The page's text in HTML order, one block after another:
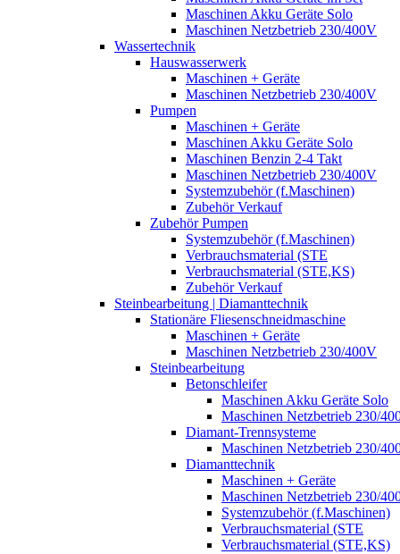
Maschinen Akku Geräte Solo
Maschinen Netzbetrieb 230/400V
Wassertechnik
Hauswasserwerk
Maschinen + Geräte
Maschinen Netzbetrieb 230/400V
Pumpen
Maschinen + Geräte
Maschinen Akku Geräte Solo
Maschinen Benzin 2-4 Takt
Maschinen Netzbetrieb 230/400V
Systemzubehör (f.Maschinen)
Zubehör Verkauf
Zubehör Pumpen
Systemzubehör (f.Maschinen)
Verbrauchsmaterial (STE
Verbrauchsmaterial (STE,KS)
Zubehör Verkauf
Steinbearbeitung | Diamanttechnik
Stationäre Fliesenschneidmaschine
Maschinen + Geräte
Maschinen Netzbetrieb 230/400V
Steinbearbeitung
Betonschleifer
Maschinen Akku Geräte Solo
Maschinen Netzbetrieb 230/
Diamant-Trennsysteme
Maschinen Netzbetrieb 230/
Diamanttechnik
Maschinen + Geräte
Maschinen Netzbetrieb 230/
Systemzubehör (f.Maschinen)
Verbrauchsmaterial (STE
Verbrauchsmaterial (STE,KS)